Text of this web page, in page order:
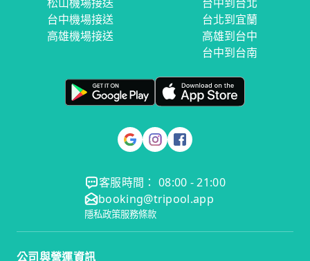
台中機場接送
高雄機場接送
台北到宜蘭
高雄到台中
台中到台南
客服時間： 08:00 - 21:00
booking@tripool.app
隱私政策服務條款
公司與營運資訊